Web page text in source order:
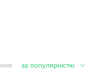
за популярністю